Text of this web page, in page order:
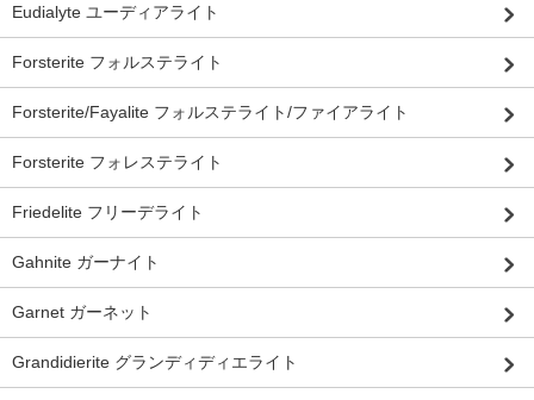
Eudialyte ユーディアライト
Forsterite フォルステライト
Forsterite/Fayalite フォルステライト/ファイアライト
Forsterite フォレステライト
Friedelite フリーデライト
Gahnite ガーナイト
Garnet ガーネット
Grandidierite グランディディエライト